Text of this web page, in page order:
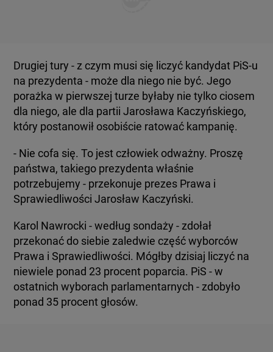
Drugiej tury - z czym musi się liczyć kandydat PiS-u
na prezydenta - może dla niego nie być. Jego
porażka w pierwszej turze byłaby nie tylko ciosem
dla niego, ale dla partii Jarosława Kaczyńskiego,
który postanowił osobiście ratować kampanię.
- Nie cofa się. To jest człowiek odważny. Proszę
państwa, takiego prezydenta właśnie
potrzebujemy - przekonuje prezes Prawa i
Sprawiedliwości Jarosław Kaczyński.
Karol Nawrocki - według sondaży - zdołał
przekonać do siebie zaledwie część wyborców
Prawa i Sprawiedliwości. Mógłby dzisiaj liczyć na
niewiele ponad 23 procent poparcia. PiS - w
ostatnich wyborach parlamentarnych - zdobyło
ponad 35 procent głosów.